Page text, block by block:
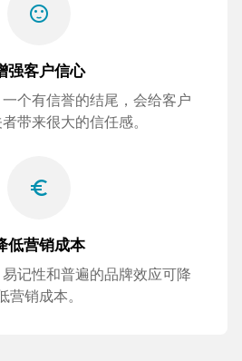
sentiment_satisfied
强客户信心
个有信誉的结尾，会给客户
带来很大的信任感。
euro_symbol
低营销成本
记性和普遍的品牌效应可降
营销成本。